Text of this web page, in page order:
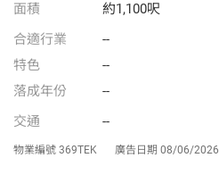
面積
約1,100呎
合適行業
--
特色
--
落成年份
--
交通
--
物業編號 369TEK 廣告日期 08/06/2026